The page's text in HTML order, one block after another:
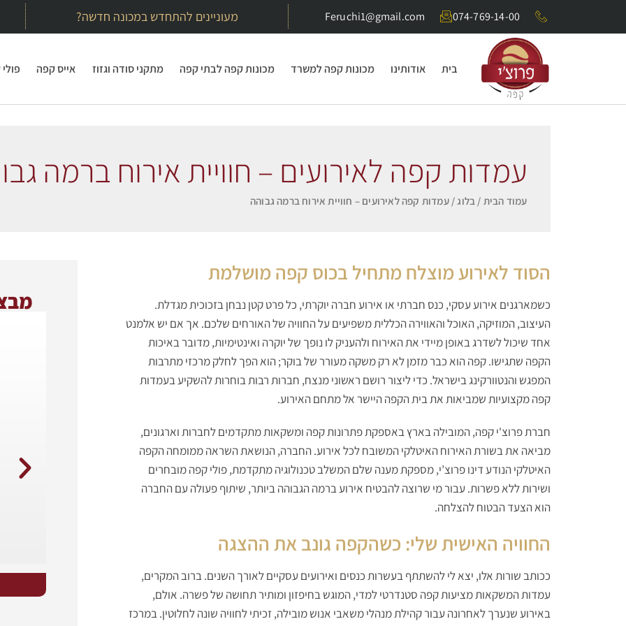
074-769-14-00
Feruchi1@gmail.com מעוניינים להתחדש במכונה חדשה?
בית אודותינו מכונות קפה למשרד מכונות קפה לבתי קפה מתקני סודה וגזוז אייס קפה
עמדות קפה לאירועים – חוויית אירוח ברמה
עמוד הבית / בלוג / עמדות קפה לאירועים – חוויית אירוח ברמה גבוהה
הסוד לאירוע מוצלח מתחיל בכוס קפה מושלמת
כשמארגנים אירוע עסקי, כנס חברתי או אירוע חברה יוקרתי, כל פרט קטן נבחן בזכוכית מגדלת.
העיצוב, המוזיקה, האוכל והאווירה הכללית משפיעים על החוויה של האורחים שלכם. אך אם יש אלמנט
אחד שיכול לשדרג באופן מיידי את האירוח ולהעניק לו נופך של יוקרה ואינטימיות, מדובר באיכות
הקפה שתגישו. קפה הוא כבר מזמן לא רק משקה מעורר של בוקר; הוא הפך לחלק מרכזי מתרבות
המפגש והנטוורקינג בישראל. כדי ליצור רושם ראשוני מנצח, חברות רבות בוחרות להשקיע בעמדות
קפה מקצועיות שמביאות את בית הקפה היישר אל מתחם האירוע.
חברת פרוצ'י קפה, המובילה בארץ באספקת פתרונות קפה ומשקאות מתקדמים לחברות וארגונים,
מביאה את בשורת האירוח האיטלקי המשובח לכל אירוע. החברה, הנושאת השראה ממומחה הקפה
האיטלקי הנודע דינו פרוצ’י, מספקת מענה שלם המשלב טכנולוגיה מתקדמת, פולי קפה מובחרים
ושירות ללא פשרות. עבור מי שרוצה להבטיח אירוע ברמה הגבוהה ביותר, שיתוף פעולה עם החברה
הוא הצעד הבטוח להצלחה.
החוויה האישית שלי: כשהקפה גונב את ההצגה
ככותב שורות אלו, יצא לי להשתתף בעשרות כנסים ואירועים עסקיים לאורך השנים. ברוב המקרים,
עמדות המשקאות מציעות קפה סטנדרטי למדי, המוגש בחיפזון ומותיר תחושה של פשרה. אולם,
באירוע שנערך לאחרונה עבור קהילת מנהלי משאבי אנוש מובילה, זכיתי לחוויה שונה לחלוטין. במרכז